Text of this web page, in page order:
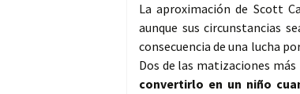
La aproximación de Scott
aunque sus circunstancias
consecuencia de una lucha
Dos de las matizaciones
convertirlo en un niño